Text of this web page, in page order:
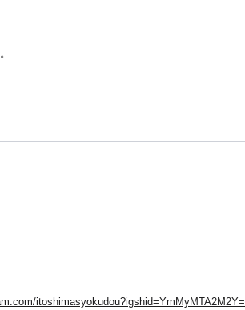
itoshimasyokudou?igshid=YmMyMTA2M2Y=